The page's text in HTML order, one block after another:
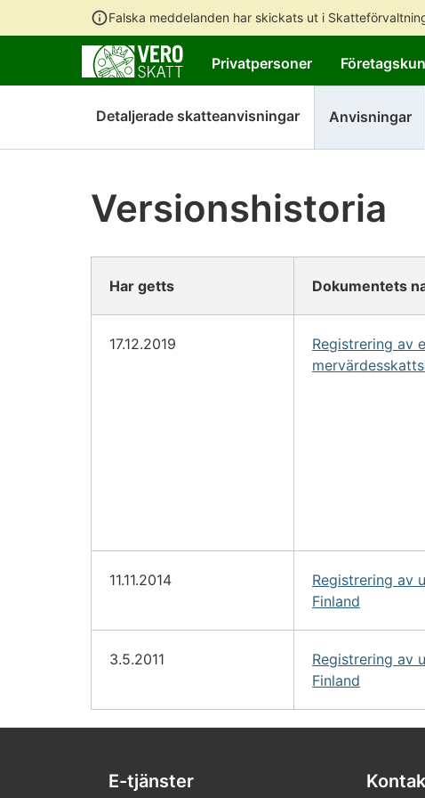
Falska meddelanden har skickats ut i
Privatpersoner
Detaljerade skatteanvisningar Anvisningar
Versionshistoria
Har getts Dokumentets
17.12.2019
Registrering av
11.11.2014
Registrering av
Finland
3.5.2011
Registrering av
Finland
E-tjänster